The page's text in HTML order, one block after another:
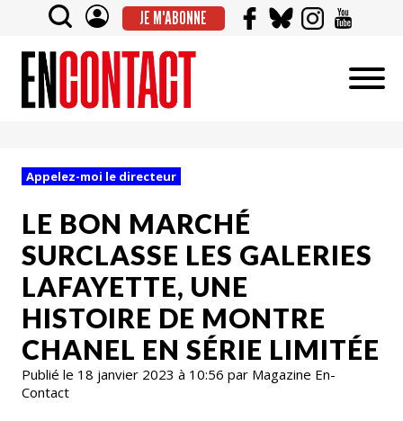
JE M'ABONNE
Appelez-moi le directeur
LE BON MARCHÉ
SURCLASSE LES GALERIES
LAFAYETTE, UNE
HISTOIRE DE MONTRE
CHANEL EN SÉRIE LIMITÉE
Publié le 18 janvier 2023 à 10:56 par Magazine En-
Contact